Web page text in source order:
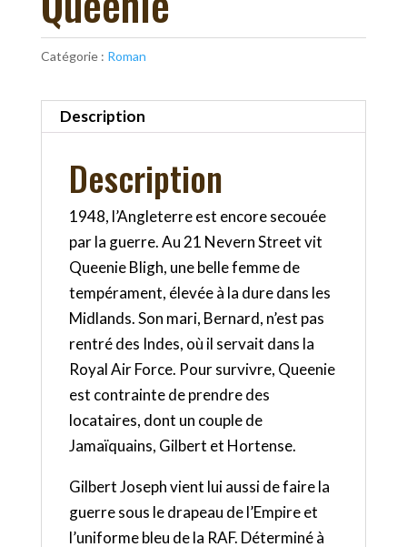
Catégorie : Roman
Description
Description
1948, l’Angleterre est encore secouée
par la guerre. Au 21 Nevern Street vit
Queenie Bligh, une belle femme de
tempérament, élevée à la dure dans les
Midlands. Son mari, Bernard, n’est pas
rentré des Indes, où il servait dans la
Royal Air Force. Pour survivre, Queenie
est contrainte de prendre des
locataires, dont un couple de
Jamaïquains, Gilbert et Hortense.
Gilbert Joseph vient lui aussi de faire la
guerre sous le drapeau de l’Empire et
l’uniforme bleu de la RAF. Déterminé à